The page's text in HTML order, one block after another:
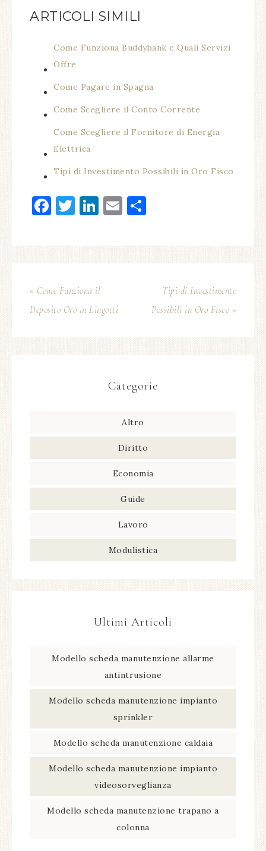
ARTICOLI SIMILI
Come Funziona Buddybank e Quali Servizi
Offre
Come Pagare in Spagna
Come Scegliere il Conto Corrente
Come Scegliere il Fornitore di Energia
Elettrica
Tipi di Investimento Possibili in Oro Fisco
Facebook
Twitter
LinkedIn
Email
« Come Funziona il
Deposito Oro in Lingotti
Tipi di Investimento
Possibili in Oro Fisco »
Categorie
Altro
Diritto
Economia
Guide
Lavoro
Modulistica
Ultimi Articoli
Modello scheda manutenzione allarme
antintrusione​
Modello scheda manutenzione impianto
sprinkler​
Modello scheda manutenzione caldaia​
Modello scheda manutenzione impianto
videosorveglianza​
Modello scheda manutenzione trapano a
colonna​